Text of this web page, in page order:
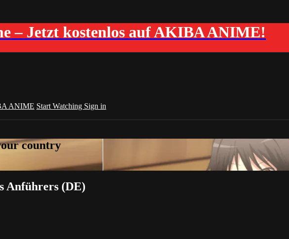
– Jetzt kostenlos auf AKIBA ANIME!
ANIME Start Watching Sign in
country
Anführers (DE)